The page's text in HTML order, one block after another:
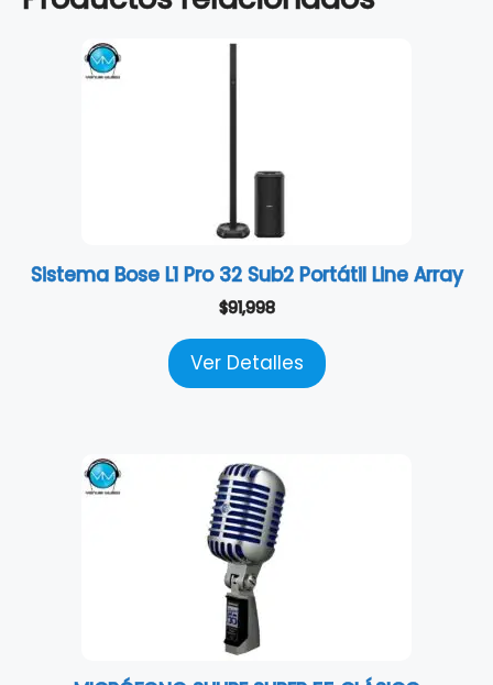
Sistema Bose L1 Pro 32 Sub2 Portátil Line Array
$91,998
Ver Detalles